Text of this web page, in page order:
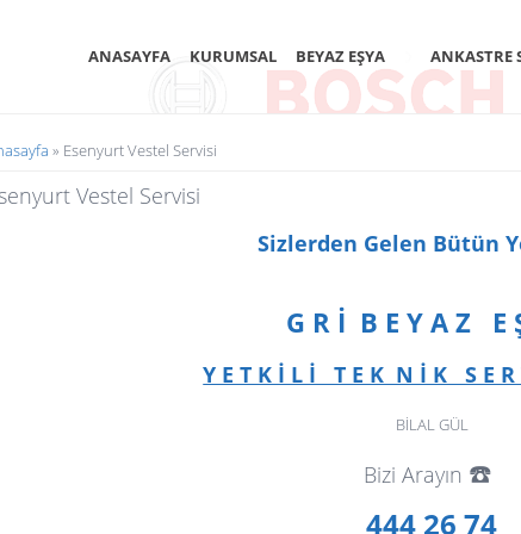
ANASAYFA KURUMSAL BEYAZ EŞYA ANKASTRE
» Esenyurt Vestel Servisi
Vestel Servisi
Sizlerden Gelen Bütün
G R İ B E Y A Z E
Y E T K İ L İ T E K N İ K S E R
BİLAL GÜL
Bizi Arayın ☎️
444 26 74